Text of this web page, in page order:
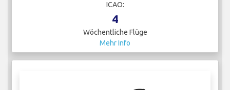
ICAO:
4
Wöchentliche Flüge
Mehr Info